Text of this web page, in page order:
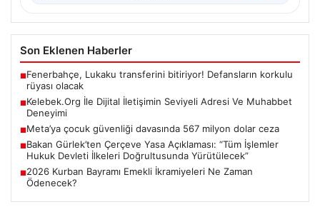
Son Eklenen Haberler
■Fenerbahçe, Lukaku transferini bitiriyor! Defansların korkulu
rüyası olacak
■Kelebek.Org İle Dijital İletişimin Seviyeli Adresi Ve Muhabbet
Deneyimi
■Meta’ya çocuk güvenliği davasında 567 milyon dolar ceza
■Bakan Gürlek’ten Çerçeve Yasa Açıklaması: “Tüm İşlemler
Hukuk Devleti İlkeleri Doğrultusunda Yürütülecek”
■2026 Kurban Bayramı Emekli İkramiyeleri Ne Zaman
Ödenecek?